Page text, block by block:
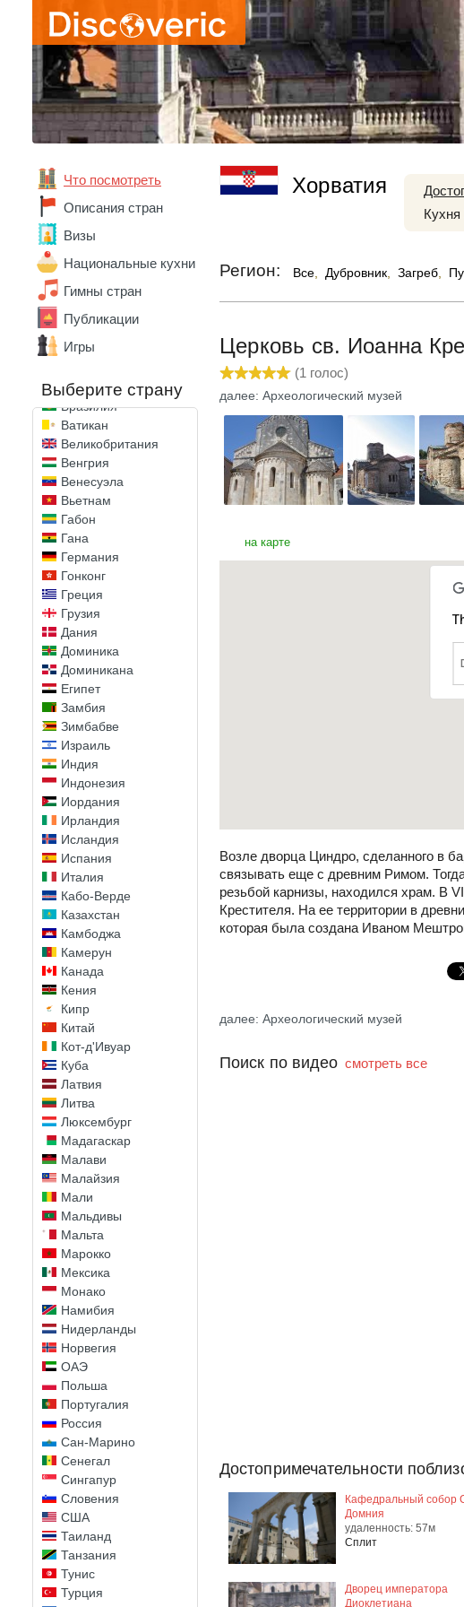
Что посмотреть
Описания стран
Визы
Национальные кухни
Гимны стран
Публикации
Игры
Выберите страну
Абхазия
Австрия
Ангола
Андорра
Аргентина
Армения
Беларусь
Бельгия
Бенин
Боливия
Бразилия
Ватикан
Великобритания
Венгрия
Венесуэла
Вьетнам
Габон
Гана
Германия
Гонконг
Греция
Грузия
Дания
Доминика
Доминикана
Египет
Замбия
Зимбабве
Израиль
Индия
Индонезия
Иордания
Ирландия
Исландия
Испания
Италия
Кабо-Верде
Казахстан
Камбоджа
Камерун
Канада
Кения
Кипр
Китай
Кот-д'Ивуар
Куба
Латвия
Литва
Люксембург
Мадагаскар
Малави
Малайзия
Мали
Мальдивы
Мальта
Марокко
Мексика
Монако
Намибия
Нидерланды
Норвегия
ОАЭ
Польша
Португалия
Россия
Сан-Марино
Сенегал
Сингапур
Словения
США
Таиланд
Танзания
Тунис
Турция
Хорватия
Кухня
Регион: Все Дубровник Загреб
Церковь св. Иоанна
(1 голос)
далее: Археологический музей
на карте
Возле дворца Циндро, сделанного в
связывать еще с древним Римом.
резьбой карнизы, находился храм. В
Крестителя. На ее территории в
которая была создана Иваном
далее: Археологический музей
Поиск по видео смотреть все
Достопримечательности
Кафедральный собор
Домния
удаленность: 57м
Сплит
Дворец императора
Диоклетиана